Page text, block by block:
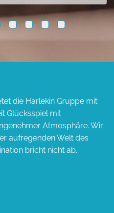
die Harlekin Gruppe mit
Glücksspiel mit
Atmosphäre. Wir
aufregenden Welt des
bricht nicht ab.